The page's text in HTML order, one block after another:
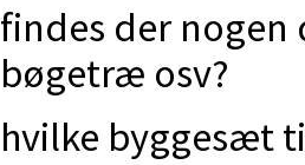
findes der
bøgetræ osv?
hvilke byggesæt